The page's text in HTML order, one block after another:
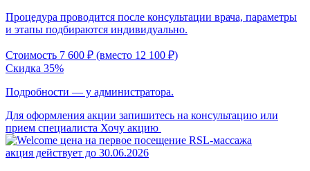
Процедура проводится после консультации врача, параметры
и этапы подбираются индивидуально.
Стоимость 7 600 ₽ (вместо 12 100 ₽)
Скидка 35%
Подробности — у администратора.
Для оформления акции запишитесь на консультацию или
прием специалиста Хочу акцию
акция действует до 30.06.2026